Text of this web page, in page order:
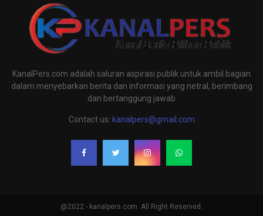
KanalPers.com adalah saluran aspirasi publik untuk ambil bagian
dalam menyebarkan berita dan informasi yang netral, berimbang
dan bertanggung jawab
Contact us: kanalpers@gmail.com
@2022 - kanalpers.com. All Right Reserved.